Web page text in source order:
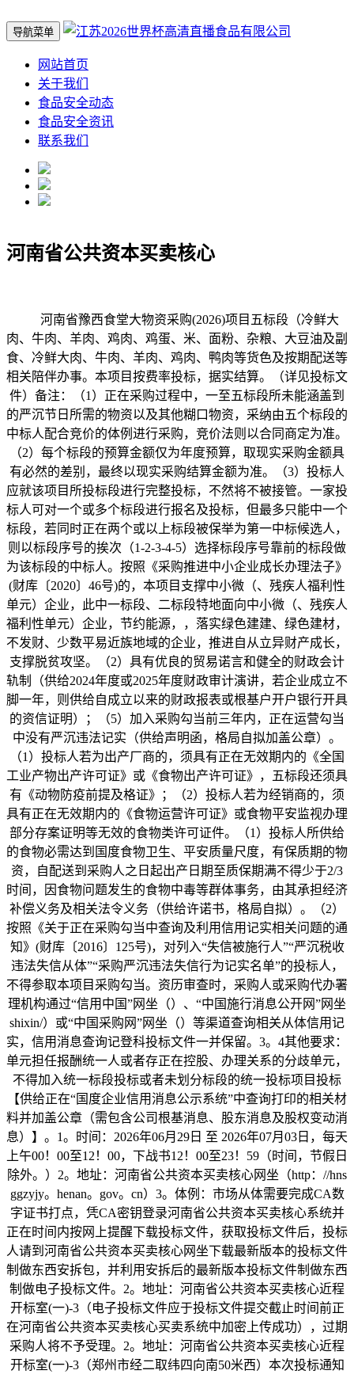
导航菜单
网站首页
关于我们
食品安全动态
食品安全资讯
联系我们
河南省公共资本买卖核心
河南省豫西食堂大物资采购(2026)项目五标段（冷鲜大
肉、牛肉、羊肉、鸡肉、鸡蛋、米、面粉、杂粮、大豆油及副
食、冷鲜大肉、牛肉、羊肉、鸡肉、鸭肉等货色及按期配送等
相关陪伴办事。本项目按费率投标，据实结算。（详见投标文
件）备注：（1）正在采购过程中，一至五标段所未能涵盖到
的严沉节日所需的物资以及其他糊口物资，采纳由五个标段的
中标人配合竞价的体例进行采购，竞价法则以合同商定为准。
（2）每个标段的预算金额仅为年度预算，取现实采购金额具
有必然的差别，最终以现实采购结算金额为准。（3）投标人
应就该项目所投标段进行完整投标，不然将不被接管。一家投
标人可对一个或多个标段进行报名及投标，但最多只能中一个
标段，若同时正在两个或以上标段被保举为第一中标候选人，
则以标段序号的挨次（1-2-3-4-5）选择标段序号靠前的标段做
为该标段的中标人。按照《采购推进中小企业成长办理法子》
(财库〔2020〕46号)的，本项目支撑中小微（、残疾人福利性
单元）企业，此中一标段、二标段特地面向中小微（、残疾人
福利性单元）企业，节约能源，，落实绿色建建、绿色建材，
不发财、少数平易近族地域的企业，推进自从立异财产成长，
支撑脱贫攻坚。（2）具有优良的贸易诺言和健全的财政会计
轨制（供给2024年度或2025年度财政审计演讲，若企业成立不
脚一年，则供给自成立以来的财政报表或根基户开户银行开具
的资信证明）；（5）加入采购勾当前三年内，正在运营勾当
中没有严沉违法记实（供给声明函，格局自拟加盖公章）。
（1）投标人若为出产厂商的，须具有正在无效期内的《全国
工业产物出产许可证》或《食物出产许可证》，五标段还须具
有《动物防疫前提及格证》；（2）投标人若为经销商的，须
具有正在无效期内的《食物运营许可证》或食物平安监视办理
部分存案证明等无效的食物类许可证件。（1）投标人所供给
的食物必需达到国度食物卫生、平安质量尺度，有保质期的物
资，自配送到采购人之日起出产日期至质保期满不得少于2/3
时间，因食物问题发生的食物中毒等群体事务，由其承担经济
补偿义务及相关法令义务（供给许诺书，格局自拟）。（2）
按照《关于正在采购勾当中查询及利用信用记实相关问题的通
知》(财库〔2016〕125号)，对列入“失信被施行人”“严沉税收
违法失信从体”“采购严沉违法失信行为记实名单”的投标人，
不得参取本项目采购勾当。资历审查时，采购人或采购代办署
理机构通过“信用中国”网坐（）、“中国施行消息公开网”网坐
shixin/）或“中国采购网”网坐（）等渠道查询相关从体信用记
实，信用消息查询记登科投标文件一并保留。3。4其他要求：
单元担任报酬统一人或者存正在控股、办理关系的分歧单元，
不得加入统一标段投标或者未划分标段的统一投标项目投标
【供给正在“国度企业信用消息公示系统”中查询打印的相关材
料并加盖公章（需包含公司根基消息、股东消息及股权变动消
息）】。1。时间：2026年06月29日 至 2026年07月03日，每天
上午00！00至12！00，下战书12！00至23！59（时间，节假日
除外。）2。地址：河南省公共资本买卖核心网坐（http：//hns
ggzyjy。henan。gov。cn）3。体例：市场从体需要完成CA数
字证书打点，凭CA密钥登录河南省公共资本买卖核心系统并
正在时间内按网上提醒下载投标文件，获取投标文件后，投标
人请到河南省公共资本买卖核心网坐下载最新版本的投标文件
制做东西安拆包，并利用安拆后的最新版本投标文件制做东西
制做电子投标文件。2。地址：河南省公共资本买卖核心近程
开标室(一)-3（电子投标文件应于投标文件提交截止时间前正
在河南省公共资本买卖核心买卖系统中加密上传成功），过期
采购人将不予受理。2。地址：河南省公共资本买卖核心近程
开标室(一)-3（郑州市经二取纬四向南50米西）本次投标通知